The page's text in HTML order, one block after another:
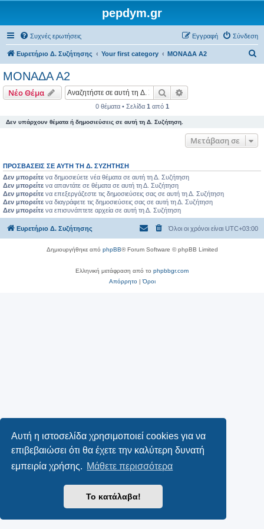
Αυτή η ιστοσελίδα χρησιμοποιεί cookies για να
επιβεβαιώσει ότι θα έχετε την καλύτερη δυνατή
εμπειρία χρήσης. Μάθετε περισσότερα
Το κατάλαβα!
pepdym.gr
Συχνές ερωτήσεις Σύνδεση
Εγγραφή
Ευρετήριο Δ. Συζήτησης Your first category ΜΟΝΑΔΑ Α2
ΜΟΝΑΔΑ Α2
Νέο Θέμα Αναζήτηση
0 θέματα • Σελίδα 1 από 1
Δεν υπάρχουν θέματα ή δημοσιεύσεις σε αυτή τη Δ. Συζήτηση.
Μετάβαση σε
ΠΡΟΣΒΆΣΕΙΣ ΣΕ ΑΥΤΉ ΤΗ Δ. ΣΥΖΉΤΗΣΗ
Δεν μπορείτε να δημοσιεύετε νέα θέματα σε αυτή τη Δ. Συζήτηση
Δεν μπορείτε να απαντάτε σε θέματα σε αυτή τη Δ. Συζήτηση
Δεν μπορείτε να επεξεργάζεστε τις δημοσιεύσεις σας σε αυτή τη Δ. Συζήτηση
Δεν μπορείτε να διαγράφετε τις δημοσιεύσεις σας σε αυτή τη Δ. Συζήτηση
Δεν μπορείτε να επισυνάπτετε αρχεία σε αυτή τη Δ. Συζήτηση
Ευρετήριο Δ. Συζήτησης Όλοι οι χρόνοι είναι UTC+03:00
Δημιουργήθηκε από phpBB® Forum Software © phpBB Limited
Ελληνική μετάφραση από το phpbbgr.com
Απόρρητο|Όροι